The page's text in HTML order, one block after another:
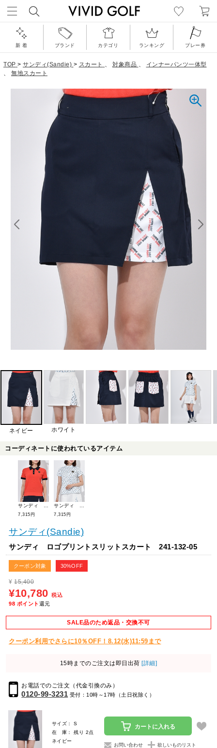
新 着 ブランド カテゴリ ランキング プレー券
TOP > サンディ(Sandie) > スカート 、 対象商品 、
インナーパンツ一体型
、 無地スカート
ネイビー ホワイト
コーディネートに使われているアイテム
7,315円 7,315円
サンディ(Sandie)
サンディ ロゴプリントスリットスカート 241-132-05
クーポン対象 30%OFF
¥ 15,400
¥10,780 税込
98 ポイント 還元
SALE品のため返品・交換不可
クーポン利用でさらに10％OFF！8.12(水)11:59まで
15時までのご注文は即日出荷 [詳細]
お電話でのご注文（代金引換のみ）
0120-99-3231 受付：10時～17時（土日祝除く）
サイズ： S
在 庫： 残り 2点
ネイビー
カートに入れる
お問い合わせ 欲しいものリスト